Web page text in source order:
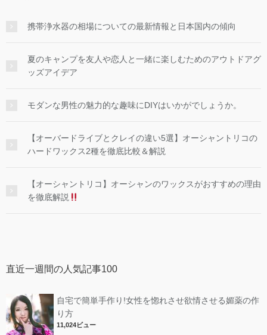
携帯浄水器の相場についての最新情報と日本国内の傾向
夏のキャンプを友人や恋人と一緒に楽しむためのアウトドアグ
ッズアイデア
モダンな男性の魅力的な趣味にDIYはいかがでしょうか。
【オーバードライブとクレイの違い5選】オーシャントリコの
ハードワックス2種を徹底比較＆解説
【オーシャントリコ】オーシャンのワックスがおすすめの理由
を徹底解説
直近一週間の人気記事100
自宅で簡単手作り!女性を惚れさせ欲情させる媚薬の作
り方
11,024ビュー